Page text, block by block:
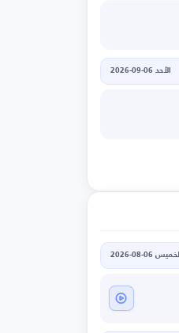
الأحد 06-09-2026
الخميس 06-08-2026